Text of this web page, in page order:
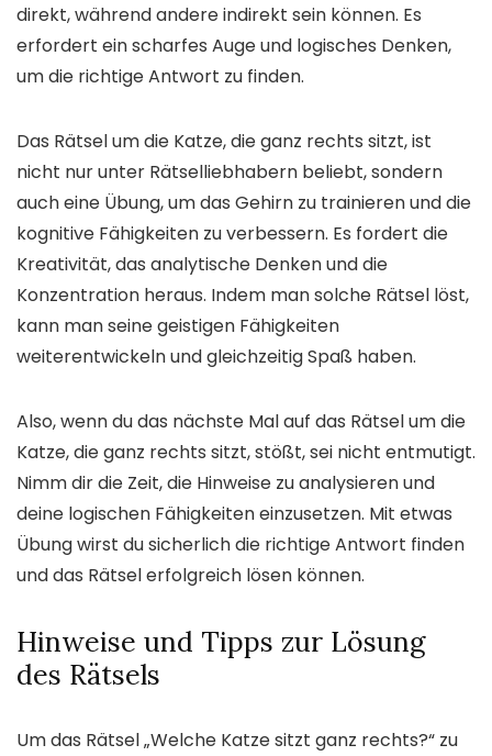
direkt, während andere indirekt sein können. Es
erfordert ein scharfes Auge und logisches Denken,
um die richtige Antwort zu finden.
Das Rätsel um die Katze, die ganz rechts sitzt, ist
nicht nur unter Rätselliebhabern beliebt, sondern
auch eine Übung, um das Gehirn zu trainieren und die
kognitive Fähigkeiten zu verbessern. Es fordert die
Kreativität, das analytische Denken und die
Konzentration heraus. Indem man solche Rätsel löst,
kann man seine geistigen Fähigkeiten
weiterentwickeln und gleichzeitig Spaß haben.
Also, wenn du das nächste Mal auf das Rätsel um die
Katze, die ganz rechts sitzt, stößt, sei nicht entmutigt.
Nimm dir die Zeit, die Hinweise zu analysieren und
deine logischen Fähigkeiten einzusetzen. Mit etwas
Übung wirst du sicherlich die richtige Antwort finden
und das Rätsel erfolgreich lösen können.
Hinweise und Tipps zur Lösung
des Rätsels
Um das Rätsel „Welche Katze sitzt ganz rechts?“ zu